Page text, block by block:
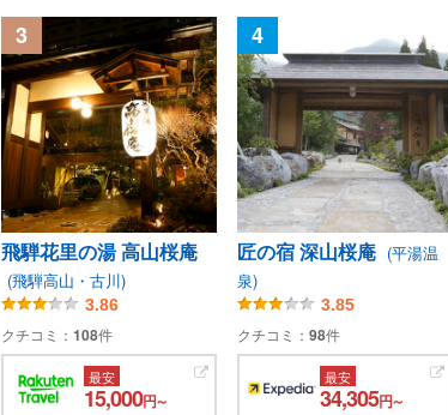
3
飛騨花里の湯 高山桜庵
(飛騨高山・古川)
3.86
クチコミ： 108件
最安
15,000円～
4
匠の宿 深山桜庵 (平湯温
泉)
3.85
クチコミ： 98件
最安
34,305円～